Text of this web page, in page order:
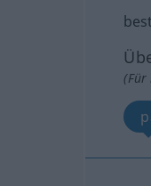
(Für